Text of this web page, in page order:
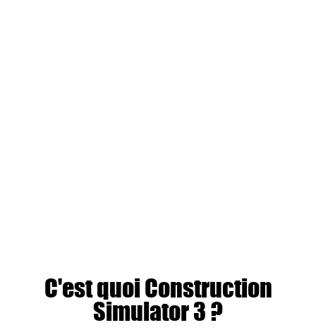
C'est quoi Construction
Simulator 3 ?